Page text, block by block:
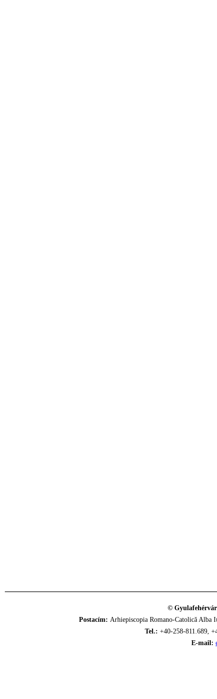
©
Postacím: Arhiepiscopia Romano-Catolică
Tel.: +40-258-811.689,
E-mail: